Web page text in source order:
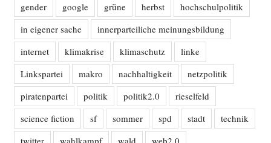
gender google grüne herbst
hochschulpolitik
in eigener sache
innerparteiliche meinungsbildung
internet
klimakrise klimaschutz
linke
Linkspartei
makro nachhaltigkeit
netzpolitik
piratenpartei
politik politik2.0
rieselfeld
science fiction
sf sommer spd stadt
technik
twitter
wahlkampf wald
web2.0